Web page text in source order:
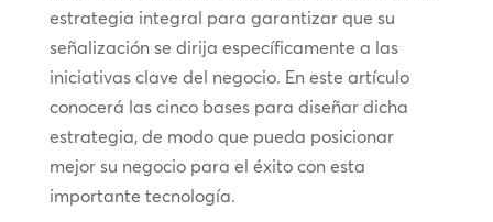
estrategia integral para garantizar que su
señalización se dirija específicamente a las
iniciativas clave del negocio. En este artículo
conocerá las cinco bases para diseñar dicha
estrategia, de modo que pueda posicionar
mejor su negocio para el éxito con esta
importante tecnología.